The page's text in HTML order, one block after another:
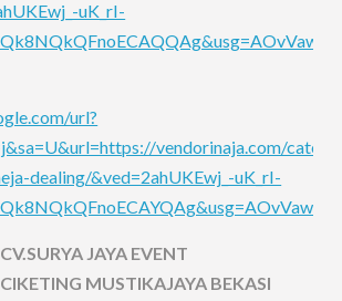
uK_rI-
url?
vendorinaja.com/
dealing/&ved=2ahUKEwj_-uK_rI-
CV.SURYA JAYA EVENT
MUSTIKAJAYA BEKASI